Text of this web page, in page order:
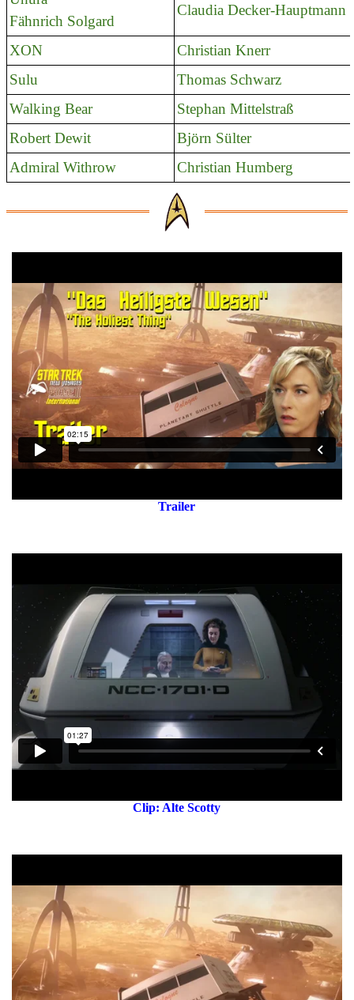
Fähnrich Solgard
Claudia Decker-Hauptmann
XON
Christian Knerr
Sulu
Thomas Schwarz
Walking Bear
Stephan Mittelstraß
Robert Dewit
Björn Sülter
Admiral Withrow
Christian Humberg
Trailer
Clip: Alte Scotty